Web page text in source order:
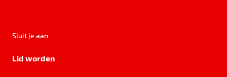
Sluit je aan
Lid worden